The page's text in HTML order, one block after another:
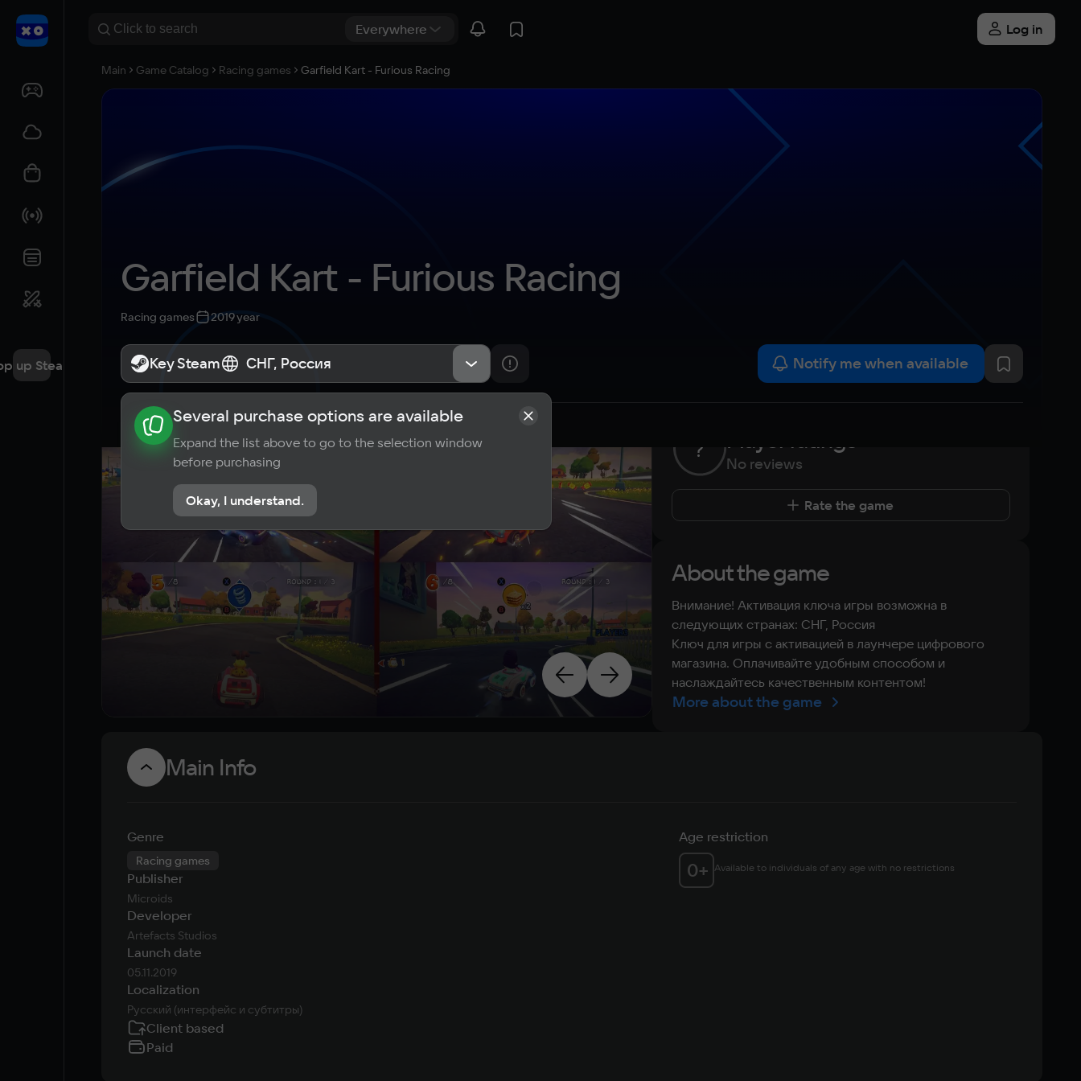
up Steam
Log in
Main Game Catalog Racing games Garfield Kart - Furious Racing
Garfield Kart - Furious Racing
Racing games 2019 year
Key Steam СНГ, Россия Notify me when available
About the game News Requirements Reviews
? Player ratings
No reviews
Rate the game
About the game
Внимание! Активация ключа игры возможна в
следующих странах: СНГ, Россия
Ключ для игры с активацией в лаунчере цифрового
магазина. Оплачивайте удобным способом и
наслаждайтесь качественным контентом!
More about the game
Main Info
Genre
Racing games
Publisher
Microids
Developer
Artefacts Studios
Launch date
05.11.2019
Localization
Русский (интерфейс и субтитры)
Age restriction
0+ Available to individuals of any age with no restrictions
Client based
Paid
Key Steam СНГ, Россия
Several purchase options are available
Expand the list above to go to the selection window
before purchasing
Okay, I understand.